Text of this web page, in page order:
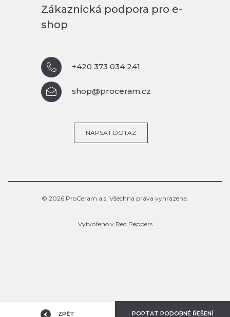
ZPĚT POPTAT PODOBNÉ ŘEŠENÍ
Zákaznická podpora pro e-
shop
+420 373 034 241
shop@proceram.cz
NAPSAT DOTAZ
© 2026 ProCeram a.s. Všechna práva vyhrazena.
Vytvořeno v Red Peppers